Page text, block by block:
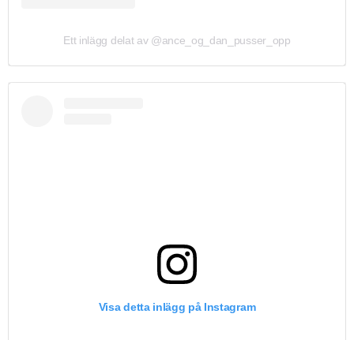
Ett inlägg delat av @ance_og_dan_pusser_opp
Visa detta inlägg på Instagram